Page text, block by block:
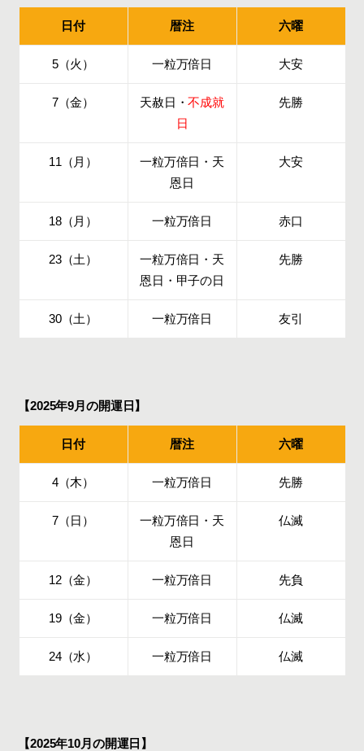
日付 暦注 六曜
5（火） 一粒万倍日 大安
7（金） 天赦日・不成就
日
先勝
11（月）
一粒万倍日・天
恩日
大安
18（月） 一粒万倍日 赤口
23（土）
一粒万倍日・天
恩日・甲子の日
先勝
30（土） 一粒万倍日 友引
【2025年9月の開運日】
日付 暦注 六曜
4（木） 一粒万倍日 先勝
7（日）
一粒万倍日・天
恩日
仏滅
12（金） 一粒万倍日 先負
19（金） 一粒万倍日 仏滅
24（水） 一粒万倍日 仏滅
【2025年10月の開運日】